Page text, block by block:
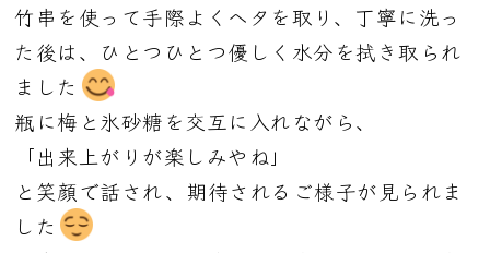
竹串を使って手際よくヘタを取り、丁寧に洗っ
た後は、
ひとつひとつ優しく水分を拭き取られ
ました
瓶に梅と氷砂糖を交互に入れながら、
「出来上がりが楽しみやね」
と笑顔で話され、期待されるご様子が見られま
した